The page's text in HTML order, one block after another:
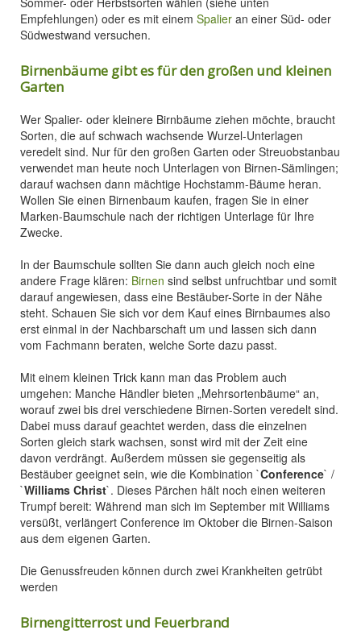
Empfehlungen) oder es mit einem Spalier an einer Süd- oder
Südwestwand versuchen.
Birnenbäume gibt es für den großen und kleinen
Garten
Wer Spalier- oder kleinere Birnbäume ziehen möchte, braucht
Sorten, die auf schwach wachsende Wurzel-Unterlagen
veredelt sind. Nur für den großen Garten oder Streuobstanbau
verwendet man heute noch Unterlagen von Birnen-Sämlingen;
darauf wachsen dann mächtige Hochstamm-Bäume heran.
Wollen Sie einen Birnenbaum kaufen, fragen Sie in einer
Marken-Baumschule nach der richtigen Unterlage für Ihre
Zwecke.
In der Baumschule sollten Sie dann auch gleich noch eine
andere Frage klären: Birnen sind selbst unfruchtbar und somit
darauf angewiesen, dass eine Bestäuber-Sorte in der Nähe
steht. Schauen Sie sich vor dem Kauf eines Birnbaumes also
erst einmal in der Nachbarschaft um und lassen sich dann
vom Fachmann beraten, welche Sorte dazu passt.
Mit einem kleinen Trick kann man das Problem auch
umgehen: Manche Händler bieten „Mehrsortenbäume“ an,
worauf zwei bis drei verschiedene Birnen-Sorten veredelt sind.
Dabei muss darauf geachtet werden, dass die einzelnen
Sorten gleich stark wachsen, sonst wird mit der Zeit eine
davon verdrängt. Außerdem müssen sie gegenseitig als
Bestäuber geeignet sein, wie die Kombination `Conference` /
`Williams Christ`. Dieses Pärchen hält noch einen weiteren
Trumpf bereit: Während man sich im September mit Williams
versüßt, verlängert Conference im Oktober die Birnen-Saison
aus dem eigenen Garten.
Die Genussfreuden können durch zwei Krankheiten getrübt
werden
Birnengitterrost und Feuerbrand